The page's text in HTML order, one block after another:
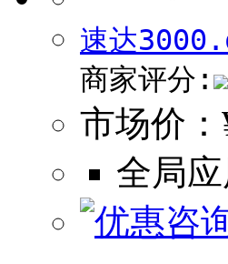
速达
商家评分:
市场价：
全局